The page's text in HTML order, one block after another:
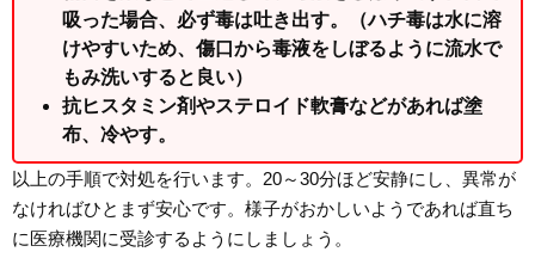
吸った場合、必ず毒は吐き出す。（ハチ毒は水に溶
けやすいため、傷口から毒液をしぼるように流水で
もみ洗いすると良い）
抗ヒスタミン剤やステロイド軟膏などがあれば塗
布、冷やす。
以上の手順で対処を行います。20～30分ほど安静にし、異常が
なければひとまず安心です。様子がおかしいようであれば直ち
に医療機関に受診するようにしましょう。